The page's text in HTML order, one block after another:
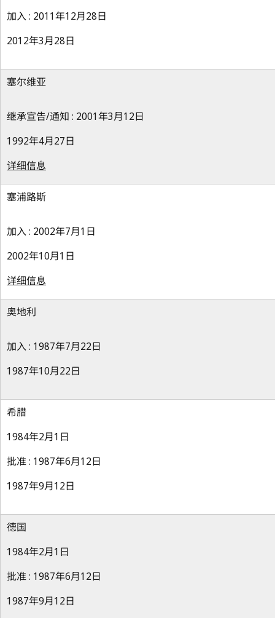
加入 : 2011年12月28日
2012年3月28日
塞尔维亚
继承宣告/通知 : 2001年3月12日
1992年4月27日
详细信息
塞浦路斯
加入 : 2002年7月1日
2002年10月1日
详细信息
奥地利
加入 : 1987年7月22日
1987年10月22日
希腊
1984年2月1日
批准 : 1987年6月12日
1987年9月12日
德国
1984年2月1日
批准 : 1987年6月12日
1987年9月12日